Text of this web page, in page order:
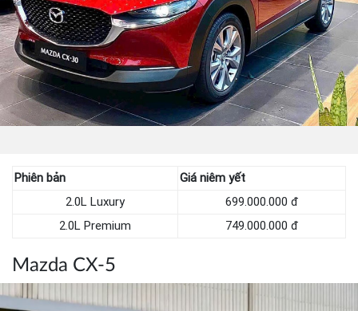
Phiên bản
Giá niêm yết
2.0L Luxury
699.000.000 đ
2.0L Premium
749.000.000 đ
Mazda CX-5